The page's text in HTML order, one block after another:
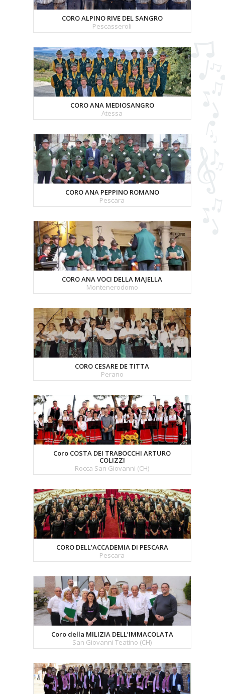
CORO ALPINO RIVE DEL SANGRO
Pescasseroli
CORO ANA MEDIOSANGRO
Atessa
CORO ANA PEPPINO ROMANO
Pescara
CORO ANA VOCI DELLA MAJELLA
Montenerodomo
CORO CESARE DE TITTA
Perano
Coro COSTA DEI TRABOCCHI ARTURO
COLIZZI
Rocca San Giovanni (CH)
CORO DELL’ACCADEMIA DI PESCARA
Pescara
Coro della MILIZIA DELL’IMMACOLATA
San Giovanni Teatino (CH)